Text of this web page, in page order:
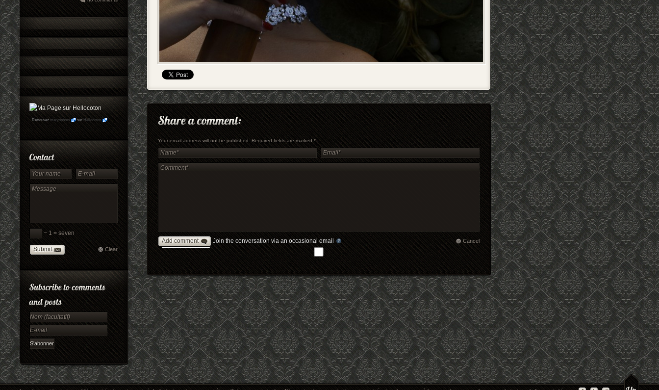
Retrouvez maryophoto sur Hellocoton
− 1 = seven
Submit Clear
Your email address will not be published. Required fields are marked*
Add comment Cancel
Join the conversation via an occasional email